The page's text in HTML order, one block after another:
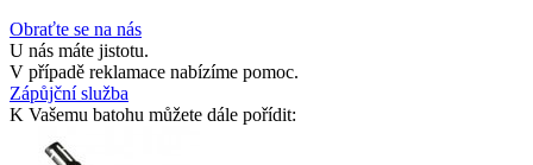
Obraťte se na nás
U nás máte jistotu.
V případě reklamace nabízíme pomoc.
Zápůjční služba
K Vašemu batohu můžete dále pořídit: